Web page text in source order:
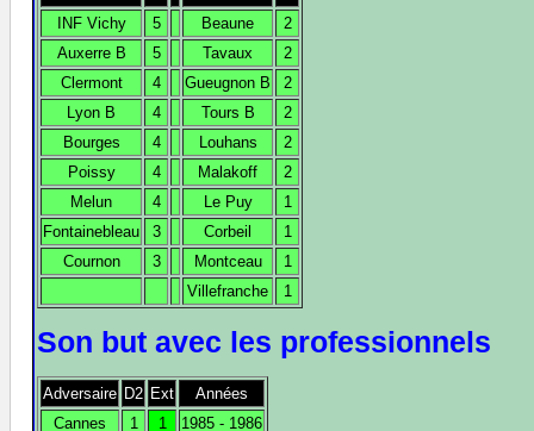
INF Vichy
5 Beaune
2
Auxerre B
5 Tavaux
2
Clermont
4 Gueugnon B
2
Lyon B
4 Tours B
2
Bourges
4 Louhans
2
Poissy
4 Malakoff
2
Melun
4 Le Puy
1
Fontainebleau
3 Corbeil
1
Cournon
3 Montceau
1
Villefranche
1
Son but avec les professionnels
Adversaire D2 Ext
Années
Cannes
1 1 1985 - 1986